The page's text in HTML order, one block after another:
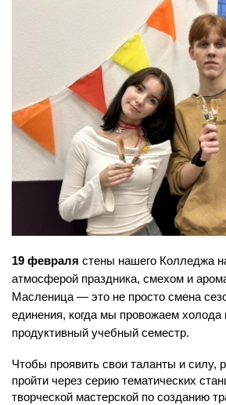
19 февраля стены нашего Колледжа
атмосферой праздника, смехом и
Масленица — это не просто смена
единения, когда мы провожаем холода
продуктивный учебный семестр.
Чтобы проявить свои таланты и силу,
пройти через серию тематических
творческой мастерской по созданию